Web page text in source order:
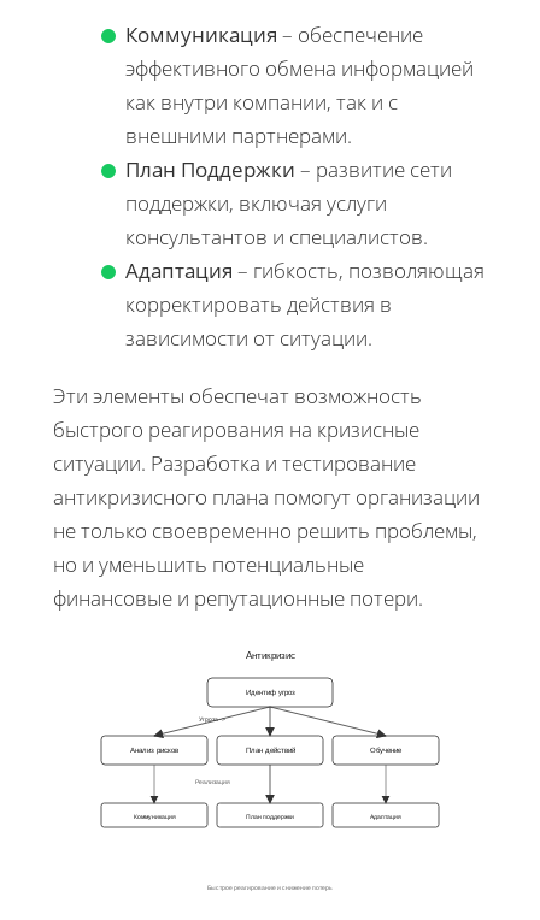
Коммуникация – обеспечение
эффективного обмена информацией
как внутри компании, так и с
внешними партнерами.
План Поддержки – развитие сети
поддержки, включая услуги
консультантов и специалистов.
Адаптация – гибкость, позволяющая
корректировать действия в
зависимости от ситуации.
Эти элементы обеспечат возможность
быстрого реагирования на кризисные
ситуации. Разработка и тестирование
антикризисного плана помогут организации
не только своевременно решить проблемы,
но и уменьшить потенциальные
финансовые и репутационные потери.
Антикризис
Идентиф угроз
Анализ рисков План действий Обучение
Коммуникация План поддержки Адаптация
Угроза ->
Реализация
Быстрое реагирование и снижение потерь